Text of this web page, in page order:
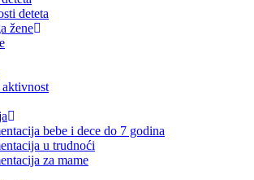
deteta
žene
bebe i dece do 7 godina
u trudnoći
za mame